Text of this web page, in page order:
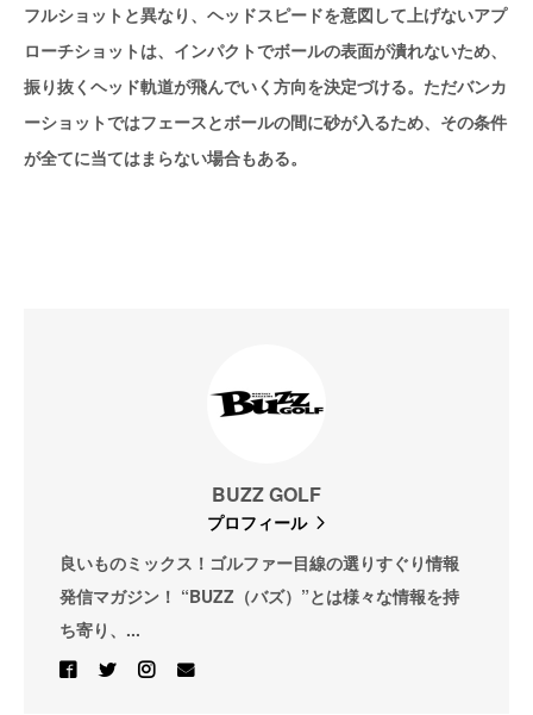
フルショットと異なり、ヘッドスピードを意図して上げないアプ
ローチショットは、インパクトでボールの表面が潰れないため、
振り抜くヘッド軌道が飛んでいく方向を決定づける。ただバンカ
ーショットではフェースとボールの間に砂が入るため、その条件
が全てに当てはまらない場合もある。
BUZZ GOLF
プロフィール
良いものミックス！ゴルファー目線の選りすぐり情報
発信マガジン！ “BUZZ（バズ）”とは様々な情報を持
ち寄り、...